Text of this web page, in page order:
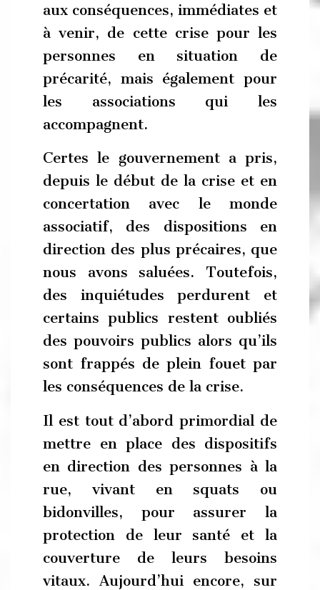
aux conséquences, immédiates et
à venir, de cette crise pour les
personnes en situation de
précarité, mais également pour
les associations qui les
accompagnent.
Certes le gouvernement a pris,
depuis le début de la crise et en
concertation avec le monde
associatif, des dispositions en
direction des plus précaires, que
nous avons saluées. Toutefois,
des inquiétudes perdurent et
certains publics restent oubliés
des pouvoirs publics alors qu’ils
sont frappés de plein fouet par
les conséquences de la crise.
Il est tout d’abord primordial de
mettre en place des dispositifs
en direction des personnes à la
rue, vivant en squats ou
bidonvilles, pour assurer la
protection de leur santé et la
couverture de leurs besoins
vitaux. Aujourd’hui encore, sur